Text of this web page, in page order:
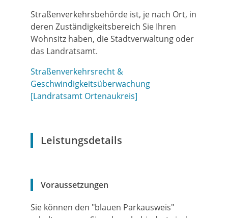
Straßenverkehrsbehörde ist, je nach Ort, in
deren Zuständigkeitsbereich Sie Ihren
Wohnsitz haben, die Stadtverwaltung oder
das Landratsamt.
Straßenverkehrsrecht &
Geschwindigkeitsüberwachung
[Landratsamt Ortenaukreis]
Leistungsdetails
Voraussetzungen
Sie können den "blauen Parkausweis"